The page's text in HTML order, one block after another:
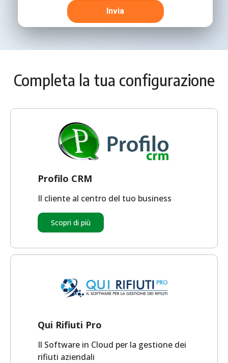
Completa la tua configurazione
Profilo CRM
Il cliente al centro del tuo business
Scopri di più
Qui Rifiuti Pro
Il Software in Cloud per la gestione dei
rifiuti aziendali